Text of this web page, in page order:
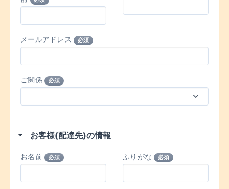
メールアドレス 必須
ご関係 必須
お客様(配達先)の情報
お名前 必須 ふりがな 必須